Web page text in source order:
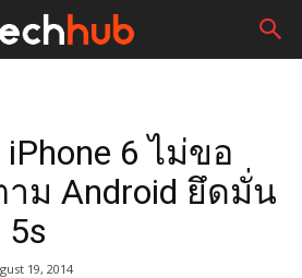
6 ไม่ขอ
าม Android ยึดมั่น
5s
19, 2014